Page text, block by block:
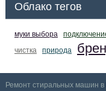
Облако тегов
муки выбора
чистка
природа
Ремонт стиральных машин в